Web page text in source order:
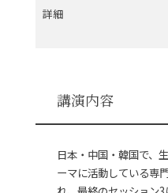
詳細
講演内容
日本・中国・韓国で、
ーマに活動している専